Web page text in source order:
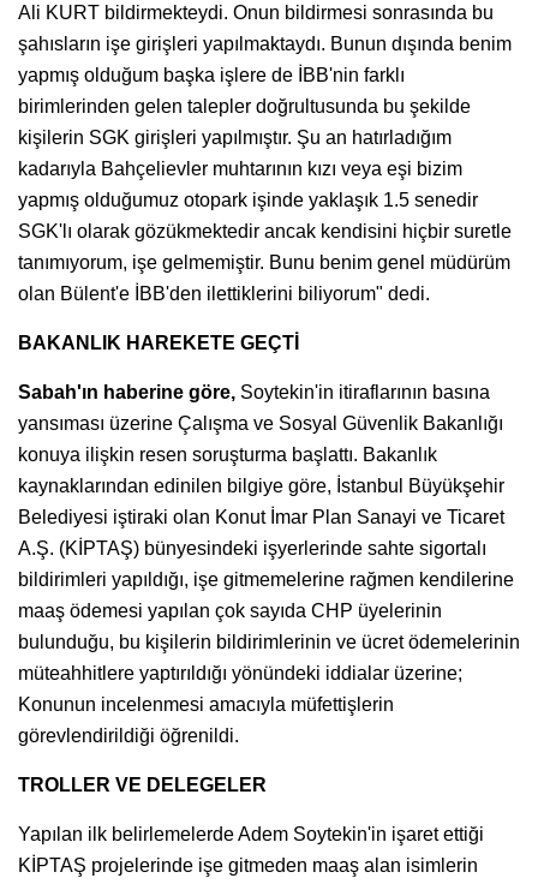
Ali KURT bildirmekteydi. Onun bildirmesi sonrasında bu
şahısların işe girişleri yapılmaktaydı. Bunun dışında benim
yapmış olduğum başka işlere de İBB'nin farklı
birimlerinden gelen talepler doğrultusunda bu şekilde
kişilerin SGK girişleri yapılmıştır. Şu an hatırladığım
kadarıyla Bahçelievler muhtarının kızı veya eşi bizim
yapmış olduğumuz otopark işinde yaklaşık 1.5 senedir
SGK'lı olarak gözükmektedir ancak kendisini hiçbir suretle
tanımıyorum, işe gelmemiştir. Bunu benim genel müdürüm
olan Bülent'e İBB'den ilettiklerini biliyorum" dedi.
BAKANLIK HAREKETE GEÇTİ
Sabah'ın haberine göre, Soytekin'in itiraflarının basına
yansıması üzerine Çalışma ve Sosyal Güvenlik Bakanlığı
konuya ilişkin resen soruşturma başlattı. Bakanlık
kaynaklarından edinilen bilgiye göre, İstanbul Büyükşehir
Belediyesi iştiraki olan Konut İmar Plan Sanayi ve Ticaret
A.Ş. (KİPTAŞ) bünyesindeki işyerlerinde sahte sigortalı
bildirimleri yapıldığı, işe gitmemelerine rağmen kendilerine
maaş ödemesi yapılan çok sayıda CHP üyelerinin
bulunduğu, bu kişilerin bildirimlerinin ve ücret ödemelerinin
müteahhitlere yaptırıldığı yönündeki iddialar üzerine;
Konunun incelenmesi amacıyla müfettişlerin
görevlendirildiği öğrenildi.
TROLLER VE DELEGELER
Yapılan ilk belirlemelerde Adem Soytekin'in işaret ettiği
KİPTAŞ projelerinde işe gitmeden maaş alan isimlerin